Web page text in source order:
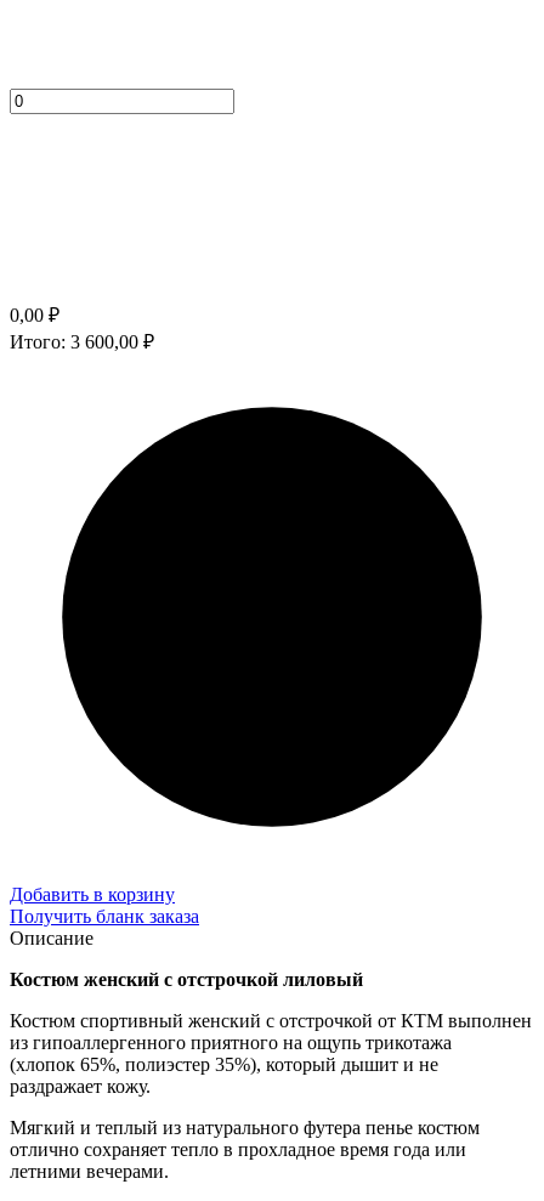
0,00 ₽
Итого: 3 600,00 ₽
Добавить в корзину
Получить бланк заказа
Описание
Костюм женский с отстрочкой лиловый
Костюм спортивный женский с отстрочкой от КТМ выполнен
из гипоаллергенного приятного на ощупь трикотажа
(хлопок 65%, полиэстер 35%), который дышит и не
раздражает кожу.
Мягкий и теплый из натурального футера пенье костюм
отлично сохраняет тепло в прохладное время года или
летними вечерами.